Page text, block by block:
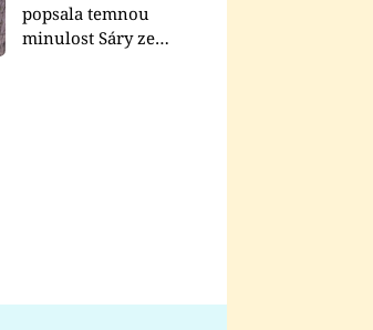
popsala temnou
minulost Sáry ze